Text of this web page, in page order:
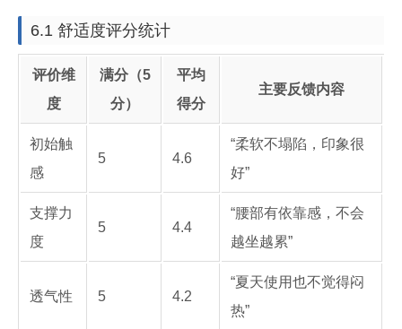
6.1 舒适度评分统计
评价维
度
满分（5
分）
平均
得分
主要反馈内容
初始触
感
5 4.6
“柔软不塌陷，印象很
好”
支撑力
度
5 4.4
“腰部有依靠感，不会
越坐越累”
透气性 5 4.2
“夏天使用也不觉得闷
热”